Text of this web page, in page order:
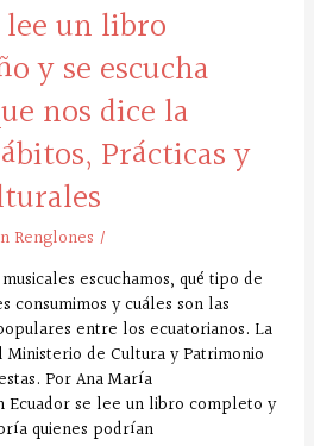
lee un libro
y se escucha
nos dice la
Prácticas y
Renglones /
escuchamos, qué tipo de
consumimos y cuáles son las
entre los ecuatorianos. La
de Cultura y Patrimonio
Por Ana María
Ecuador se lee un libro completo y
quienes podrían